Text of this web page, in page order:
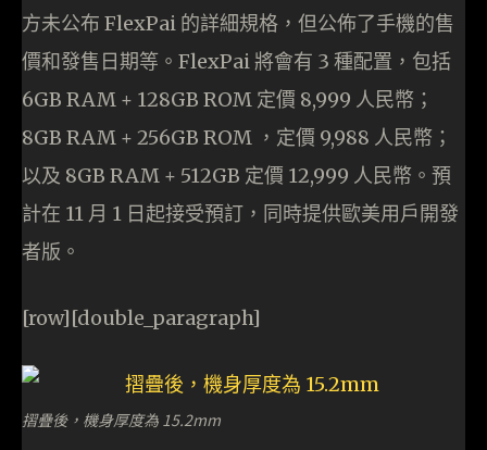
方未公布 FlexPai 的詳細規格，但公佈了手機的售
價和發售日期等。FlexPai 將會有 3 種配置，包括
6GB RAM + 128GB ROM 定價 8,999 人民幣；
8GB RAM + 256GB ROM ，定價 9,988 人民幣；
以及 8GB RAM + 512GB 定價 12,999 人民幣。預
計在 11 月 1 日起接受預訂，同時提供歐美用戶開發
者版。
[row][double_paragraph]
摺疊後，機身厚度為 15.2mm